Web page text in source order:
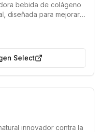
bebida de colágeno
diseñada para mejorar
a mantener una
con la edad.
Select
innovador contra la